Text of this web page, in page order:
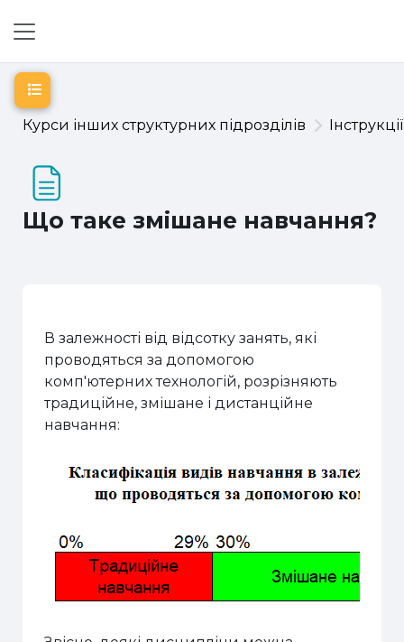
Курси інших структурних підрозділів
Що таке змішане навчання?
Відкритий покажчик курсу
В залежності від відсотку занять, які
проводяться за допомогою
комп'ютерних технологій, розрізняють
традиційне, змішане і дистанційне
навчання: